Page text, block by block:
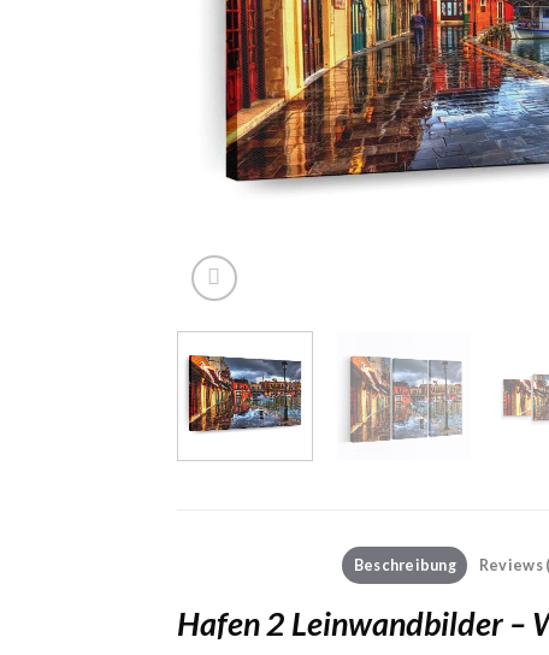
Beschreibung Reviews
Hafen 2 Leinwandbilder –